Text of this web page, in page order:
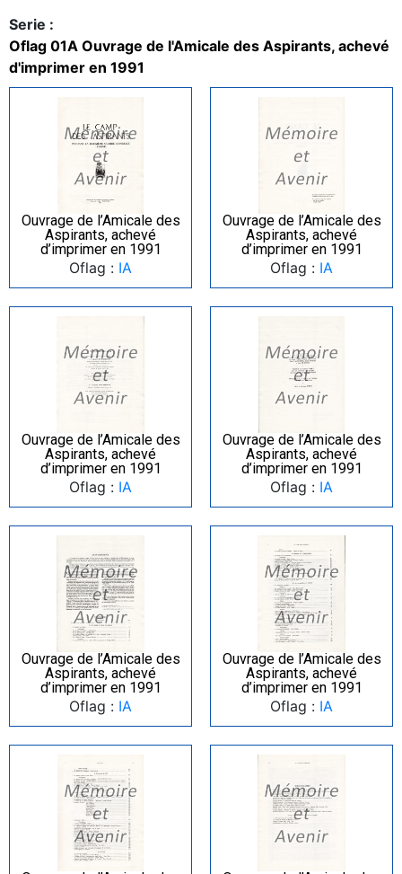
Serie :
Oflag 01A Ouvrage de l'Amicale des Aspirants, achevé
d'imprimer en 1991
Ouvrage de l’Amicale des
Aspirants, achevé
d’imprimer en 1991
Oflag : IA
Ouvrage de l’Amicale des
Aspirants, achevé
d’imprimer en 1991
Oflag : IA
Ouvrage de l’Amicale des
Aspirants, achevé
d’imprimer en 1991
Oflag : IA
Ouvrage de l’Amicale des
Aspirants, achevé
d’imprimer en 1991
Oflag : IA
Ouvrage de l’Amicale des
Aspirants, achevé
d’imprimer en 1991
Oflag : IA
Ouvrage de l’Amicale des
Aspirants, achevé
d’imprimer en 1991
Oflag : IA